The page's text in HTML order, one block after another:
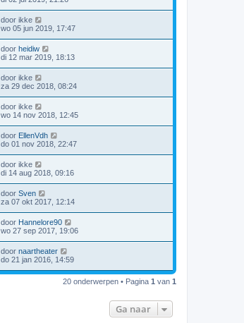
door ikke
wo 05 jun 2019, 17:47
door heidiw
di 12 mar 2019, 18:13
door ikke
za 29 dec 2018, 08:24
door ikke
wo 14 nov 2018, 12:45
door EllenVdh
do 01 nov 2018, 22:47
door ikke
di 14 aug 2018, 09:16
door Sven
za 07 okt 2017, 12:14
door Hannelore90
wo 27 sep 2017, 19:06
door naartheater
do 21 jan 2016, 14:59
20 onderwerpen • Pagina 1 van 1
Ga naar